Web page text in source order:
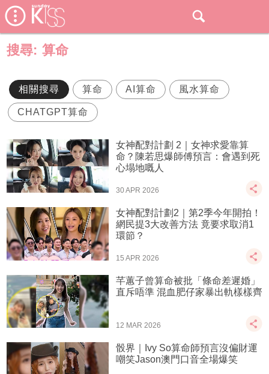
搜尋: 算命
相關搜尋 算命 AI算命 風水算命
CHATGPT算命
女神配對計劃 2｜女神求愛靠算
命？陳若思爆師傅預言：會遇到死
心塌地嘅人
30 APR 2026
女神配對計劃2｜第2季今年開拍！
網民提3大改善方法 竟要求取消1
環節？
15 APR 2026
芊蕙子曾算命被批「條命差遲婚」
直斥唔準 混血肥仔家暴出軌樣樣齊
12 MAR 2026
骰界｜Ivy So算命師預言沒偏財運
嘲笑Jason澳門口音全場爆笑